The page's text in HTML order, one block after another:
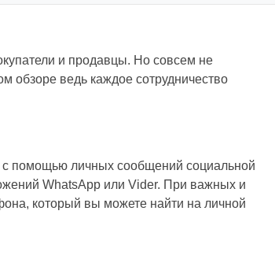
и продавцы. Но совсем не
обзоре ведь каждое сотрудничество
с помощью личных сообщений социальной
WhatsApp или Vider. При важных и
который вы можете найти на личной